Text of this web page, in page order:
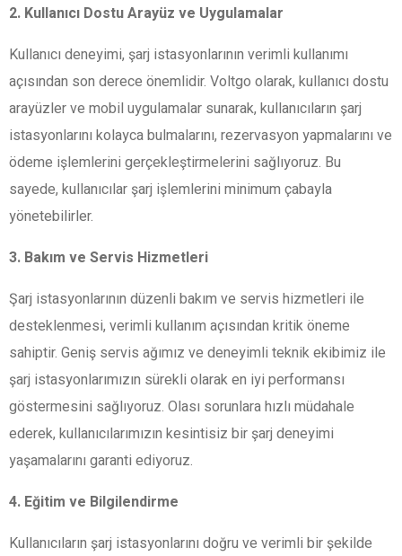
2. Kullanıcı Dostu Arayüz ve Uygulamalar
Kullanıcı deneyimi, şarj istasyonlarının verimli kullanımı
açısından son derece önemlidir. Voltgo olarak, kullanıcı dostu
arayüzler ve mobil uygulamalar sunarak, kullanıcıların şarj
istasyonlarını kolayca bulmalarını, rezervasyon yapmalarını ve
ödeme işlemlerini gerçekleştirmelerini sağlıyoruz. Bu
sayede, kullanıcılar şarj işlemlerini minimum çabayla
yönetebilirler.
3. Bakım ve Servis Hizmetleri
Şarj istasyonlarının düzenli bakım ve servis hizmetleri ile
desteklenmesi, verimli kullanım açısından kritik öneme
sahiptir. Geniş servis ağımız ve deneyimli teknik ekibimiz ile
şarj istasyonlarımızın sürekli olarak en iyi performansı
göstermesini sağlıyoruz. Olası sorunlara hızlı müdahale
ederek, kullanıcılarımızın kesintisiz bir şarj deneyimi
yaşamalarını garanti ediyoruz.
4. Eğitim ve Bilgilendirme
Kullanıcıların şarj istasyonlarını doğru ve verimli bir şekilde